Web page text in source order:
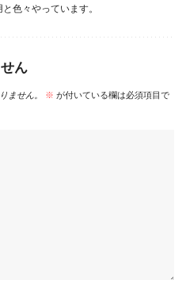
色々やっています。
ん
ません。 ※ が付いている欄は必須項目で